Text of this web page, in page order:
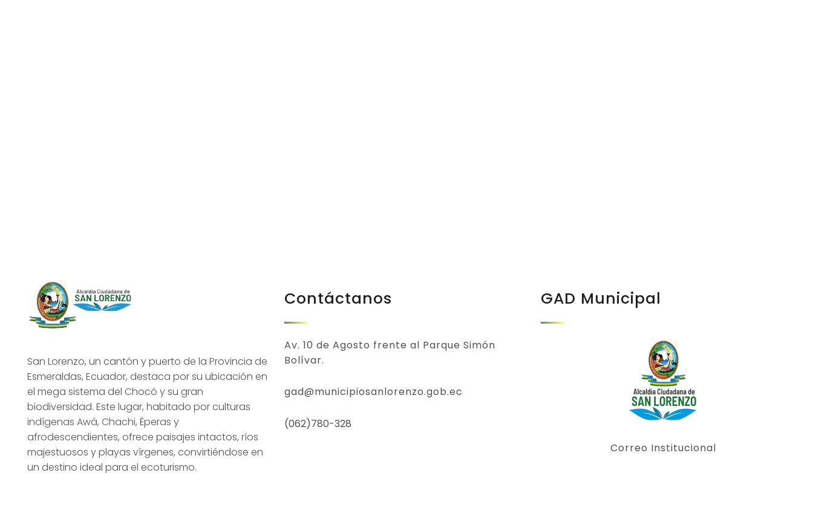
San Lorenzo, un cantón y puerto de la Provincia de
Esmeraldas, Ecuador, destaca por su ubicación en
el mega sistema del Chocó y su gran
biodiversidad. Este lugar, habitado por culturas
indígenas Awá, Chachi, Éperas y
afrodescendientes, ofrece paisajes intactos, ríos
majestuosos y playas vírgenes, convirtiéndose en
un destino ideal para el ecoturismo.
Contáctanos
Av. 10 de Agosto frente al Parque Simón
Bolívar.
gad@municipiosanlorenzo.gob.ec
(062)780-328
GAD Municipal
Correo Institucional